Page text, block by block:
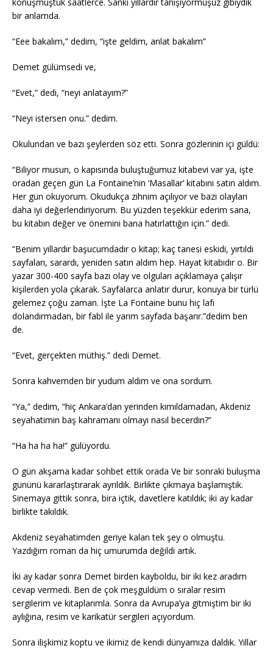
bir anlamda.
“Eee bakalım,” dedim, “işte geldim, anlat bakalım”
Demet gülümsedi ve,
“Evet,” dedi, “neyi anlatayım?”
“Neyi istersen onu.” dedim.
Okulundan ve bazı şeylerden söz etti. Sonra gözlerinin içi güldü:
“Biliyor musun, o kapısında buluştuğumuz kitabevi var ya, işte
oradan geçen gün La Fontaine’nin ‘Masallar’ kitabını satın aldım.
Her gün okuyorum. Okudukça zihnim açılıyor ve bazı olayları
daha iyi değerlendiriyorum. Bu yüzden teşekkür ederim sana,
bu kitabın değer ve önemini bana hatırlattığın için.” dedi.
“Benim yıllardır başucumdadır o kitap; kaç tanesi eskidi, yırtıldı
sayfaları, sarardı, yeniden satın aldım hep. Hayat kitabıdır o. Bir
yazar 300-400 sayfa bazı olay ve olguları açıklamaya çalışır
kişilerden yola çıkarak. Sayfalarca anlatır durur, konuya bir türlü
gelemez çoğu zaman. İşte La Fontaine bunu hiç lafı
dolandırmadan, bir fabl ile yarım sayfada başarır.”dedim ben
de.
“Evet, gerçekten müthiş.” dedi Demet.
Sonra kahvemden bir yudum aldım ve ona sordum.
“Ya,” dedim, “hiç Ankara’dan yerinden kımıldamadan, Akdeniz
seyahatimin baş kahramanı olmayı nasıl becerdin?”
“Ha ha ha ha!” gülüyordu.
O gün akşama kadar sohbet ettik orada Ve bir sonraki buluşma
gününü kararlaştırarak ayrıldık. Birlikte çıkmaya başlamıştık.
Sinemaya gittik sonra, bira içtik, davetlere katıldık; iki ay kadar
birlikte takıldık.
Akdeniz seyahatimden geriye kalan tek şey o olmuştu.
Yazdığım roman da hiç umurumda değildi artık.
İki ay kadar sonra Demet birden kayboldu, bir iki kez aradım
cevap vermedi. Ben de çok meşguldüm o sıralar resim
sergilerim ve kitaplarımla. Sonra da Avrupa’ya gitmiştim bir iki
aylığına, resim ve karikatür sergileri açıyordum.
Sonra ilişkimiz koptu ve ikimiz de kendi dünyamıza daldık. Yıllar